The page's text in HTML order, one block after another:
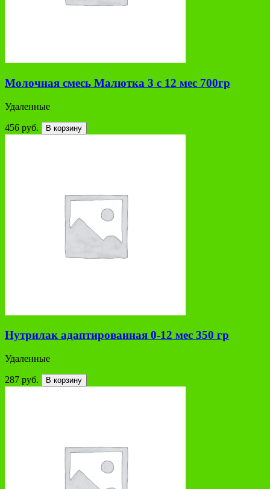
Молочная смесь Малютка 3 с 12 мес 700гр
Удаленные
456 руб. В корзину
Нутрилак адаптированная 0-12 мес 350 гр
Удаленные
287 руб. В корзину